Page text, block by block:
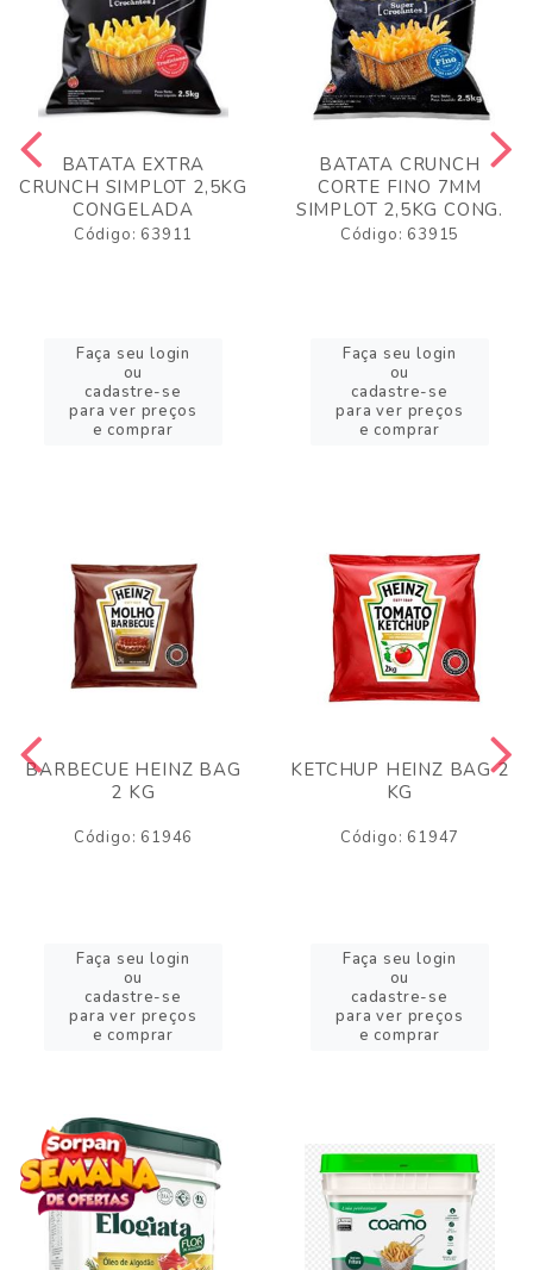
BATATA EXTRA
CRUNCH SIMPLOT 2,5KG
CONGELADA
Código: 63911
Faça seu login
ou
cadastre-se
para ver preços
e comprar
BATATA CRUNCH
CORTE FINO 7MM
SIMPLOT 2,5KG CONG.
Código: 63915
Faça seu login
ou
cadastre-se
para ver preços
e comprar
BARBECUE HEINZ BAG
2 KG
Código: 61946
Faça seu login
ou
cadastre-se
para ver preços
e comprar
KETCHUP HEINZ BAG 2
KG
Código: 61947
Faça seu login
ou
cadastre-se
para ver preços
e comprar